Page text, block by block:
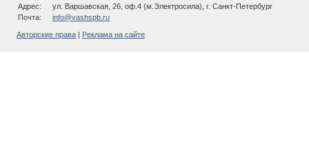
Адрес:
ул. Варшавская, 26, оф.4 (м.Электросила), г. Санкт-Петербург
Почта:
info@vashspb.ru
Авторские права Реклама на сайте